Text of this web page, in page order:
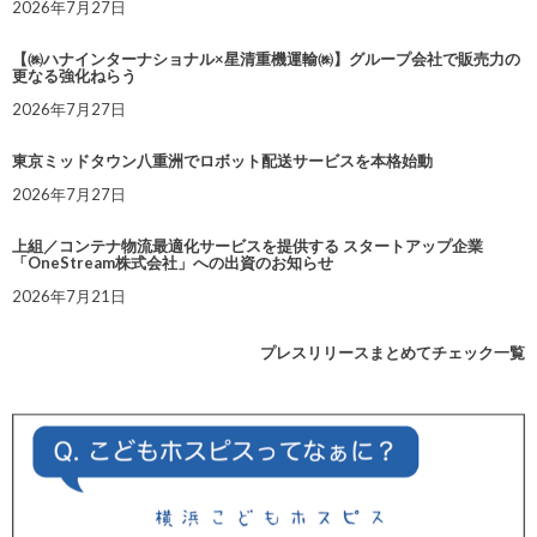
2026年7月27日
【㈱ハナインターナショナル×星清重機運輸㈱】グループ会社で販売力の
更なる強化ねらう
2026年7月27日
東京ミッドタウン八重洲でロボット配送サービスを本格始動
2026年7月27日
上組／コンテナ物流最適化サービスを提供する スタートアップ企業
「OneStream株式会社」への出資のお知らせ
2026年7月21日
プレスリリースまとめてチェック一覧